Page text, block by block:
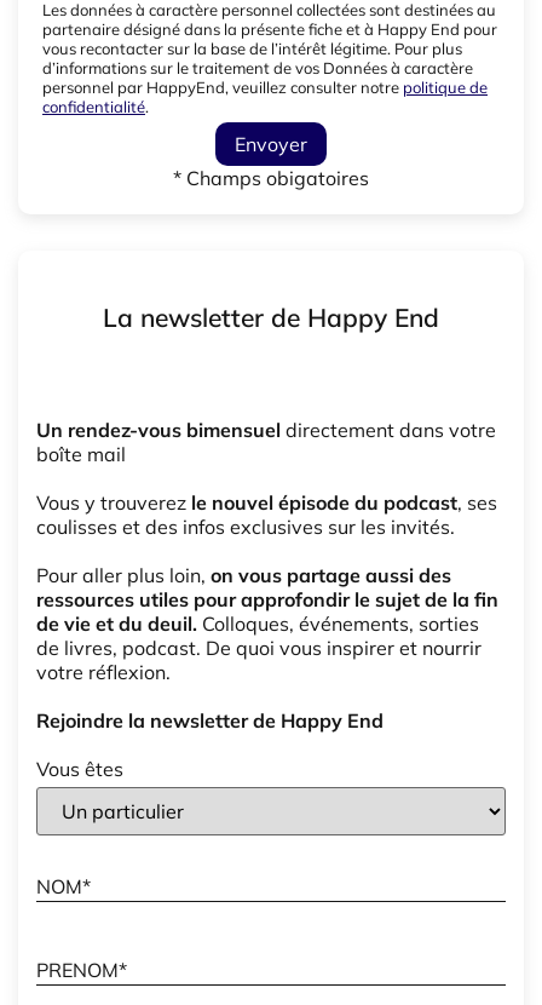
Les données à caractère personnel collectées sont destinées au
partenaire désigné dans la présente fiche et à Happy End pour
vous recontacter sur la base de l’intérêt légitime. Pour plus
d’informations sur le traitement de vos Données à caractère
personnel par HappyEnd, veuillez consulter notre politique de
confidentialité.
Envoyer
* Champs obigatoires
La newsletter de Happy End
Un rendez-vous bimensuel directement dans votre
boîte mail
Vous y trouverez le nouvel épisode du podcast, ses
coulisses et des infos exclusives sur les invités.
Pour aller plus loin, on vous partage aussi des
ressources utiles pour approfondir le sujet de la fin
de vie et du deuil. Colloques, événements, sorties
de livres, podcast. De quoi vous inspirer et nourrir
votre réflexion.
Rejoindre la newsletter de Happy End
Vous êtes